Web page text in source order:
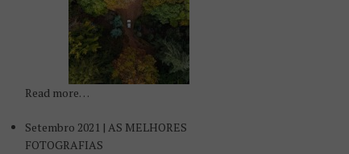
Read more…
Setembro 2021 | AS MELHORES
FOTOGRAFIAS